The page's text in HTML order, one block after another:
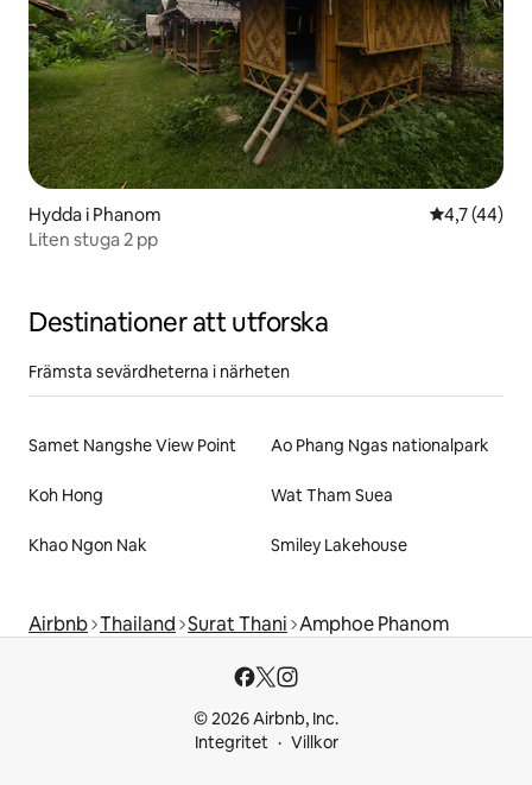
Hydda i Phanom 4,7 av 5 i
4,7 (44)
Liten stuga 2 pp
Destinationer att utforska
Främsta sevärdheterna i närheten
Samet Nangshe View Point Ao Phang Ngas nationalpark
Koh Hong Wat Tham Suea
Khao Ngon Nak Smiley Lakehouse
Airbnb Thailand Surat Thani Amphoe Phanom
© 2026 Airbnb, Inc.
Integritet
Villkor